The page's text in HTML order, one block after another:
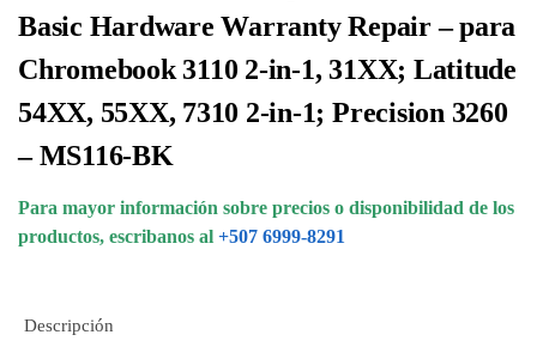
Basic Hardware Warranty Repair – para
Chromebook 3110 2-in-1, 31XX; Latitude
54XX, 55XX, 7310 2-in-1; Precision 3260
– MS116-BK
Para mayor información sobre precios o disponibilidad de los
productos, escribanos al +507 6999-8291
Descripción